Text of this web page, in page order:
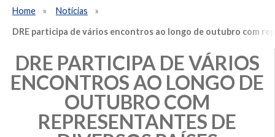
Home
Notícias
DRE participa de vários encontros ao longo de outubro com
DRE PARTICIPA DE VÁRIOS
ENCONTROS AO LONGO DE
OUTUBRO COM
REPRESENTANTES DE